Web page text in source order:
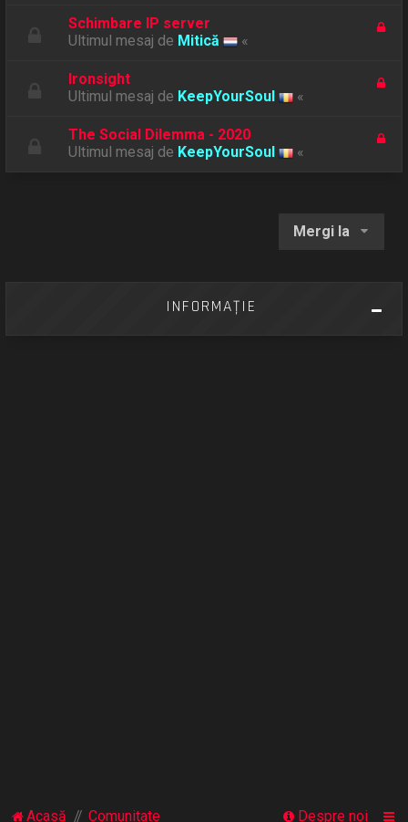
Schimbare IP server
Ultimul mesaj de Mitică «
Ironsight
Ultimul mesaj de KeepYourSoul «
The Social Dilemma - 2020
Ultimul mesaj de KeepYourSoul «
Mergi la
INFORMAŢIE
Acasă Comunitate Despre noi